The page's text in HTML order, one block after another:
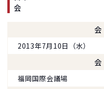
会
2013年7月10日（水）
福岡国際会議場